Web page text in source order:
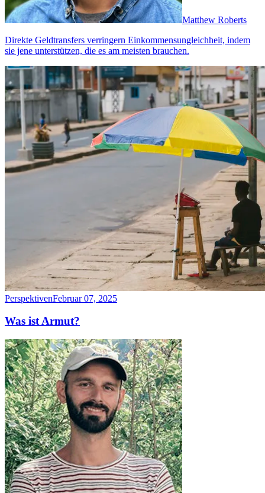
Matthew Roberts
Direkte Geldtransfers verringern Einkommensungleichheit, indem
sie jene unterstützen, die es am meisten brauchen.
PerspektivenFebruar 07, 2025
Was ist Armut?